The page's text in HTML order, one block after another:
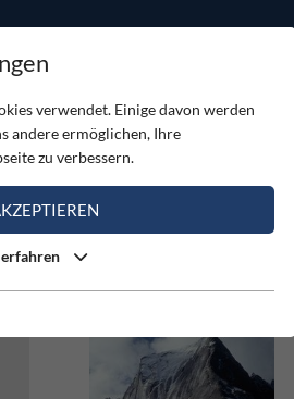
ELF
verwendet. Einige davon werden
andere ermöglichen, Ihre
zu verbessern.